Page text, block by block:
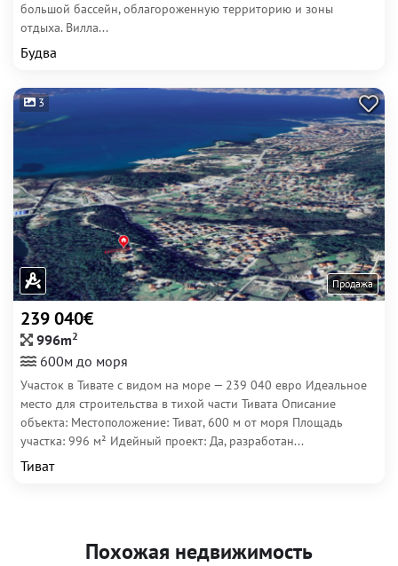
большой бассейн, облагороженную территорию и зоны
отдыха. Вилла...
Будва
3
Продажа
239 040€
996m2
600м до моря
Участок в Тивате с видом на море — 239 040 евро Идеальное
место для строительства в тихой части Тивата Описание
объекта: Местоположение: Тиват, 600 м от моря Площадь
участка: 996 м² Идейный проект: Да, разработан...
Тиват
Похожая недвижимость